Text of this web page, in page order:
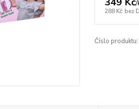
/
288 Kč bez
Číslo produktu: